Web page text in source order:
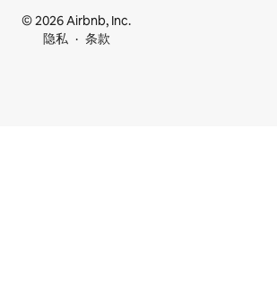
© 2026 Airbnb, Inc.
隐私
条款